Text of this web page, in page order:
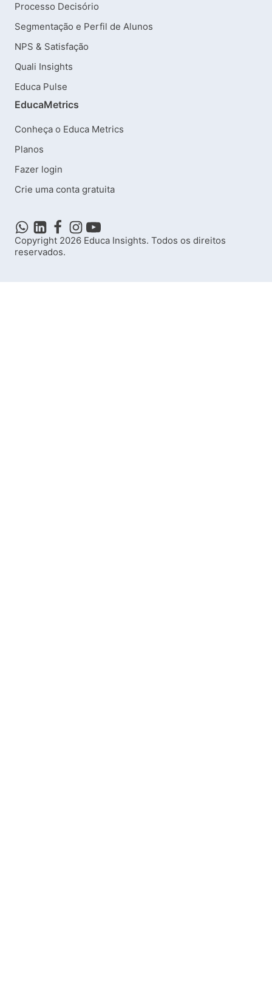
Processo Decisório
Segmentação e Perfil de Alunos
NPS & Satisfação
Quali Insights
Educa Pulse
EducaMetrics
Conheça o Educa Metrics
Planos
Fazer login
Crie uma conta gratuita
Copyright 2026 Educa Insights. Todos os direitos
reservados.